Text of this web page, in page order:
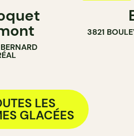
COMPTOIR
3821
LES
GLACÉES